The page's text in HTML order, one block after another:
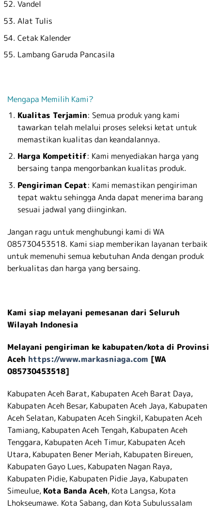
Vandel
Alat Tulis
Cetak Kalender
Lambang Garuda Pancasila
Mengapa Memilih Kami?
Kualitas Terjamin: Semua produk yang kami
tawarkan telah melalui proses seleksi ketat untuk
memastikan kualitas dan keandalannya.
Harga Kompetitif: Kami menyediakan harga yang
bersaing tanpa mengorbankan kualitas produk.
Pengiriman Cepat: Kami memastikan pengiriman
tepat waktu sehingga Anda dapat menerima barang
sesuai jadwal yang diinginkan.
Jangan ragu untuk menghubungi kami di WA
085730453518. Kami siap memberikan layanan terbaik
untuk memenuhi semua kebutuhan Anda dengan produk
berkualitas dan harga yang bersaing.
Kami siap melayani pemesanan dari Seluruh
Wilayah Indonesia
Melayani pengiriman ke kabupaten/kota di Provinsi
Aceh https://www.markasniaga.com [WA
085730453518]
Kabupaten Aceh Barat, Kabupaten Aceh Barat Daya,
Kabupaten Aceh Besar, Kabupaten Aceh Jaya, Kabupaten
Aceh Selatan, Kabupaten Aceh Singkil, Kabupaten Aceh
Tamiang, Kabupaten Aceh Tengah, Kabupaten Aceh
Tenggara, Kabupaten Aceh Timur, Kabupaten Aceh
Utara, Kabupaten Bener Meriah, Kabupaten Bireuen,
Kabupaten Gayo Lues, Kabupaten Nagan Raya,
Kabupaten Pidie, Kabupaten Pidie Jaya, Kabupaten
Simeulue, Kota Banda Aceh, Kota Langsa, Kota
Lhokseumawe. Kota Sabang, dan Kota Subulussalam